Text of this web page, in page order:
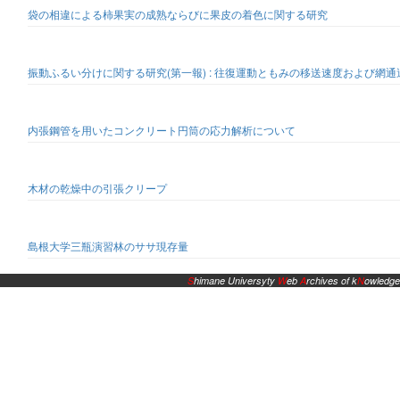
袋の相違による柿果実の成熟ならびに果皮の着色に関する研究
振動ふるい分けに関する研究(第一報) : 往復運動ともみの移送速度および網
内張鋼管を用いたコンクリート円筒の応力解析について
木材の乾燥中の引張クリープ
島根大学三瓶演習林のササ現存量
Shimane Universyty WebArchives of kNowledge